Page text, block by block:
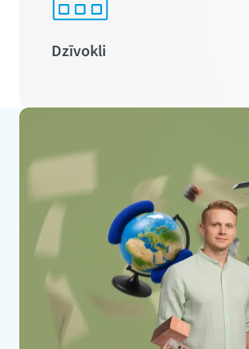
Dzīvokli